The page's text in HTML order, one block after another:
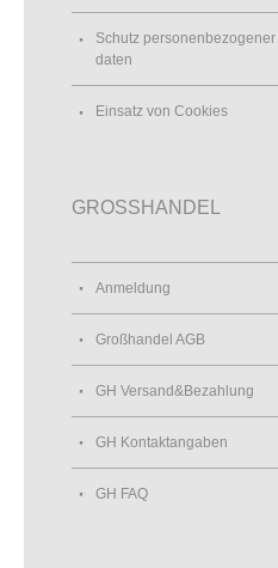
Schutz personenbezogener
daten
Einsatz von Cookies
GROSSHANDEL
Anmeldung
Großhandel AGB
GH Versand&Bezahlung
GH Kontaktangaben
GH FAQ